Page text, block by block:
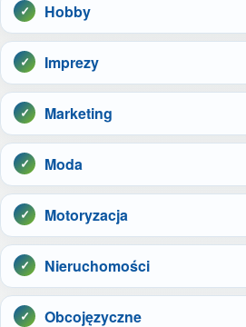
Hobby
Imprezy
Marketing
Moda
Motoryzacja
Nieruchomości
Obcojęzyczne